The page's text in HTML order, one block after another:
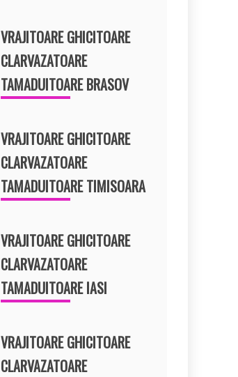
VRAJITOARE GHICITOARE
CLARVAZATOARE
TAMADUITOARE BRASOV
VRAJITOARE GHICITOARE
CLARVAZATOARE
TAMADUITOARE TIMISOARA
VRAJITOARE GHICITOARE
CLARVAZATOARE
TAMADUITOARE IASI
VRAJITOARE GHICITOARE
CLARVAZATOARE